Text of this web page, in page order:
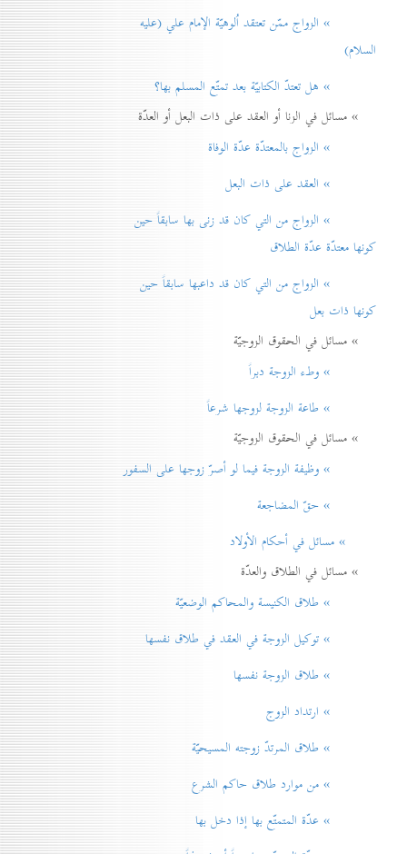
» الزواج ممّن تعتقد اُلوهيّة الإمام علي (عليه
السلام)
» هل تعتدّ الكتابيّة بعد تمتّع المسلم بها؟
» مسائل في الزنا أو العقد على ذات البعل أو العدّة
» الزواج بالمعتدّة عدّة الوفاة
» العقد على ذات البعل
» الزواج من التي كان قد زنی بها سابقاً حين
كونها معتدّة عدّة الطلاق
» الزواج من التي كان قد داعبها سابقاً حين
كونها ذات بعل
» مسائل في الحقوق الزوجيّة
» وطء الزوجة دبراً
» طاعة الزوجة لزوجها شرعاً
» مسائل في الحقوق الزوجيّة
» وظيفة الزوجة فيما لو أصرّ زوجها على السفور
» حقّ المضاجعة
» مسائل في أحكام الأولاد
» مسائل في الطلاق والعدّة
» طلاق الكنيسة والمحاكم الوضعيّة
» توكيل الزوجة في العقد في طلاق نفسها
» طلاق الزوجة نفسها
» ارتداد الزوج
» طلاق المرتدّ زوجته المسيحيّة
» من موارد طلاق حاكم الشرع
» عدّة المتمتّع بها إذا دخل بها